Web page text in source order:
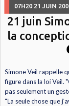
07H20 21 JUIN
21 juin
la
Simone Veil rappelle
figure dans la loi Veil.
pas seulement un
"La seule chose que